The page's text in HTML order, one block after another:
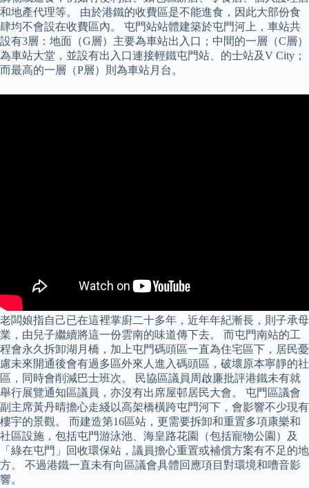
和地產代理等。 由於港鐵的收費區是不能進食，因此大部份食
肆均不會設在收費區內。 屯門站站體建築於屯門河上，車站共
設有3層：地面（G層）主要為車站出入口；中間的一層（C層）
為車站大堂，並設有出入口連接輕鐵屯門站、的士站及V City；
而最高的一層（P層）則為車站月台。
老闆娘指自己已在這裡掌廚二十多年，近年年紀漸長，則子承母
業，由兒子繼續將這一份雲南的味道傳下去。 而屯門南站的工
程會永久拆卸湖月橋，加上屯門碼頭區一直為住宅區下，居民憂
慮未來開通後會有過多區外來人進入碼頭區，破壞原本寧靜的社
區，同時會削減巴士班次。 民協區議員周啟廉批評港鐵未有就
舉行展覽通知區議員，亦沒有出席屋邨居民大會。 屯門區議會
副主席黃丹晴擔心走綫以高架橋橫跨屯門河下，會影響不少現有
樓宇的景觀。 而建造第16區站，更需要拆卸和重置多項康樂和
社區設施，包括屯門游泳池、海皇路花園（包括寵物公園）及
「綠在屯門」回收環保站，議員擔心重置或補償方案有不足的地
方。 不過港鐵一直未有向區議會具體回應項目對環境和嘈音影
響。